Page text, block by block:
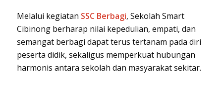
Melalui kegiatan SSC Berbagi, Sekolah Smart
Cibinong berharap nilai kepedulian, empati, dan
semangat berbagi dapat terus tertanam pada diri
peserta didik, sekaligus memperkuat hubungan
harmonis antara sekolah dan masyarakat sekitar.